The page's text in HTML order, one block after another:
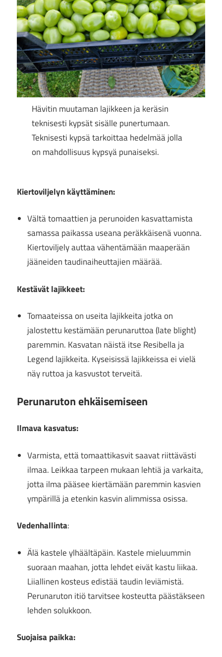
Hävitin muutaman lajikkeen ja keräsin
teknisesti kypsät sisälle punertumaan.
Teknisesti kypsä tarkoittaa hedelmää jolla
on mahdollisuus kypsyä punaiseksi.
Kiertoviljelyn käyttäminen:
Vältä tomaattien ja perunoiden kasvattamista
samassa paikassa useana peräkkäisenä vuonna.
Kiertoviljely auttaa vähentämään maaperään
jääneiden taudinaiheuttajien määrää.
Kestävät lajikkeet:
Tomaateissa on useita lajikkeita jotka on
jalostettu kestämään perunaruttoa (late blight)
paremmin. Kasvatan näistä itse Resibella ja
Legend lajikkeita. Kyseisissä lajikkeissa ei vielä
näy ruttoa ja kasvustot terveitä.
Perunaruton ehkäisemiseen
Ilmava kasvatus:
Varmista, että tomaattikasvit saavat riittävästi
ilmaa. Leikkaa tarpeen mukaan lehtiä ja varkaita,
jotta ilma pääsee kiertämään paremmin kasvien
ympärillä ja etenkin kasvin alimmissa osissa.
Vedenhallinta:
Älä kastele ylhäältäpäin. Kastele mieluummin
suoraan maahan, jotta lehdet eivät kastu liikaa.
Liiallinen kosteus edistää taudin leviämistä.
Perunaruton itiö tarvitsee kosteutta päästäkseen
lehden solukkoon.
Suojaisa paikka: